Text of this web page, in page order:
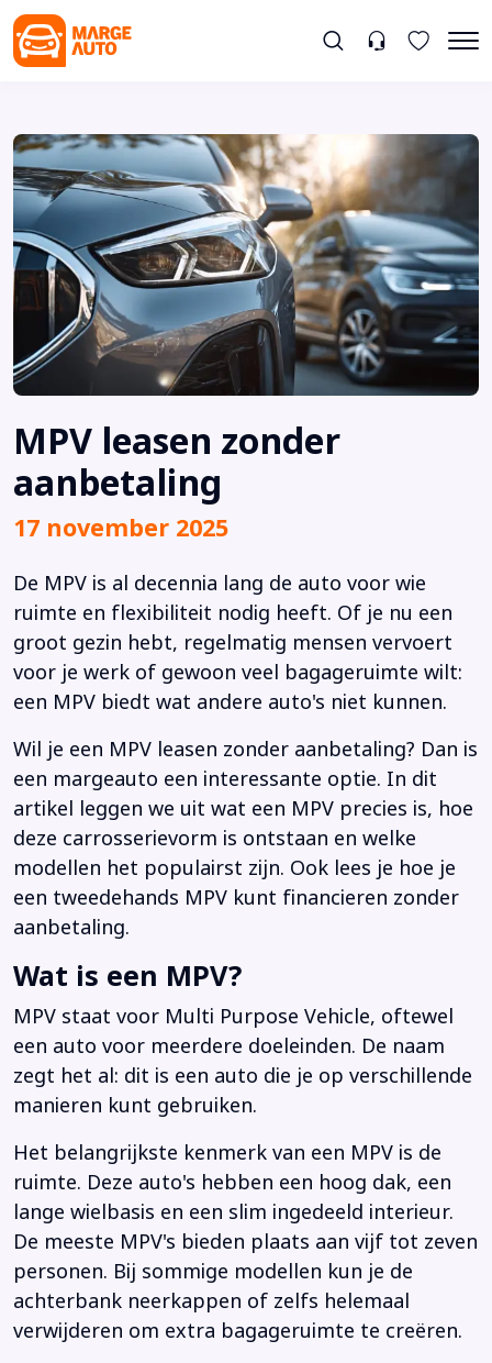
MPV leasen zonder
aanbetaling
17 november 2025
De MPV is al decennia lang de auto voor wie
ruimte en flexibiliteit nodig heeft. Of je nu een
groot gezin hebt, regelmatig mensen vervoert
voor je werk of gewoon veel bagageruimte wilt:
een MPV biedt wat andere auto's niet kunnen.
Wil je een MPV leasen zonder aanbetaling? Dan is
een margeauto een interessante optie. In dit
artikel leggen we uit wat een MPV precies is, hoe
deze carrosserievorm is ontstaan en welke
modellen het populairst zijn. Ook lees je hoe je
een tweedehands MPV kunt financieren zonder
aanbetaling.
Wat is een MPV?
MPV staat voor Multi Purpose Vehicle, oftewel
een auto voor meerdere doeleinden. De naam
zegt het al: dit is een auto die je op verschillende
manieren kunt gebruiken.
Het belangrijkste kenmerk van een MPV is de
ruimte. Deze auto's hebben een hoog dak, een
lange wielbasis en een slim ingedeeld interieur.
De meeste MPV's bieden plaats aan vijf tot zeven
personen. Bij sommige modellen kun je de
achterbank neerkappen of zelfs helemaal
verwijderen om extra bagageruimte te creëren.